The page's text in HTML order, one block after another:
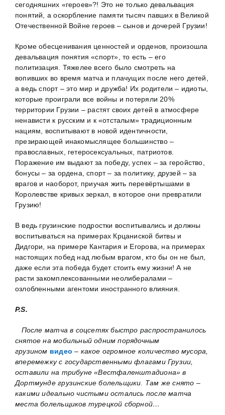
сегодняшних «героев»?! Это не только девальвация
понятий, а оскорбление памяти тысяч павших в Великой
Отечественной Войне героев – сынов и дочерей Грузии!
Кроме обесценивания ценностей и орденов, произошла
девальвация понятия «спорт», то есть – его
политизация. Тяжелее всего было смотреть на
вопивших во время матча и плачущих после него детей,
а ведь спорт – это мир и дружба! Их родители – идиоты,
которые проиграли все войны и потеряли 20%
территории Грузии – растят своих детей в атмосфере
ненависти к русским и к «отсталым» традиционным
нациям, воспитывают в новой идентичности,
презирающей инакомыслящее большинство –
православных, гетеросексуальных, патриотов.
Поражение им выдают за победу, успех – за геройство,
бонусы – за ордена, спорт – за политику, друзей – за
врагов и наоборот, приучая жить перевёртышами в
Королевстве кривых зеркал, в которое они превратили
Грузию!
В ведь грузинские подростки воспитывались и должны
воспитываться на примерах Крцаниской битвы и
Дидгори, на примере Кантария и Егорова, на примерах
настоящих побед над любым врагом, кто бы он не был,
даже если эта победа будет стоить ему жизни! А не
расти закомплексованными неолибералами –
озлобленными агентоми иностранного влияния.
P.S.
После матча в соцсетях быстро распространилось
снятое на мобильный одним порядочным
грузином видео – какое огромное количество мусора,
вперемежку с государственными флагами Грузии,
оставили на трибуне «Вестфаленштадиона» в
Дортмунде грузинские болельщики. Там же снято –
какими идеально чистыми остались после матча
места болельщиков турецкой сборной…